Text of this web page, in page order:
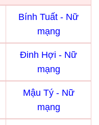
Bính Tuất - Nữ
mạng
Đinh Hợi - Nữ
mạng
Mậu Tý - Nữ
mạng